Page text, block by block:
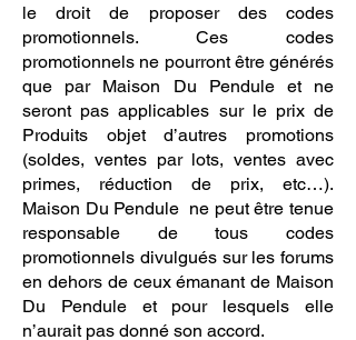
le droit de proposer des codes
promotionnels. Ces codes
promotionnels ne pourront être générés
que par Maison Du Pendule et ne
seront pas applicables sur le prix de
Produits objet d’autres promotions
(soldes, ventes par lots, ventes avec
primes, réduction de prix, etc…).
Maison Du Pendule ne peut être tenue
responsable de tous codes
promotionnels divulgués sur les forums
en dehors de ceux émanant de Maison
Du Pendule et pour lesquels elle
n’aurait pas donné son accord.